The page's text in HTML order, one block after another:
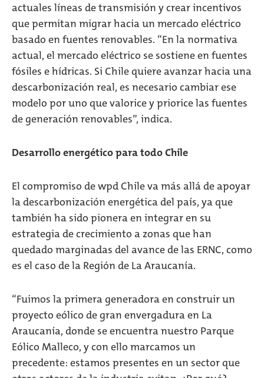
actuales líneas de transmisión y crear incentivos
que permitan migrar hacia un mercado eléctrico
basado en fuentes renovables. “En la normativa
actual, el mercado eléctrico se sostiene en fuentes
fósiles e hídricas. Si Chile quiere avanzar hacia una
descarbonización real, es necesario cambiar ese
modelo por uno que valorice y priorice las fuentes
de generación renovables”, indica.
Desarrollo energético para todo Chile
El compromiso de wpd Chile va más allá de apoyar
la descarbonización energética del país, ya que
también ha sido pionera en integrar en su
estrategia de crecimiento a zonas que han
quedado marginadas del avance de las ERNC, como
es el caso de la Región de La Araucanía.
“Fuimos la primera generadora en construir un
proyecto eólico de gran envergadura en La
Araucanía, donde se encuentra nuestro Parque
Eólico Malleco, y con ello marcamos un
precedente: estamos presentes en un sector que